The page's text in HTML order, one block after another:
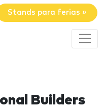
Stands para ferias »
Builders